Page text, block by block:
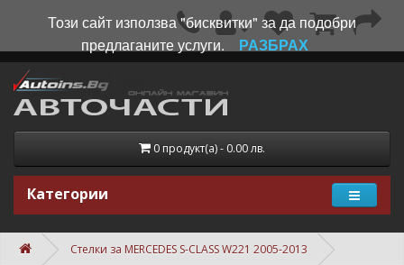
0 продукт(а) - 0.00 лв.
Категории
Стелки за MERCEDES S-CLASS W221 2005-2013
Този сайт използва "бисквитки" за да подобри
предлаганите услуги.
РАЗБРАХ